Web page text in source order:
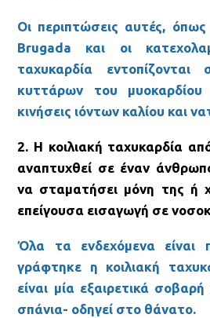
Οι περιπτώσεις αυτές,
Brugada και οι
ταχυκαρδία
κυττάρων του μυοκαρδίου
κινήσεις ιόντων καλίου και
2. Η κοιλιακή ταχυκαρδία
αναπτυχθεί σε έναν
να σταματήσει μόνη της ή
επείγουσα εισαγωγή σε
Όλα τα ενδεχόμενα είναι
γράφτηκε η κοιλιακή
είναι μία εξαιρετικά
σπάνια- οδηγεί στο θάνατο.